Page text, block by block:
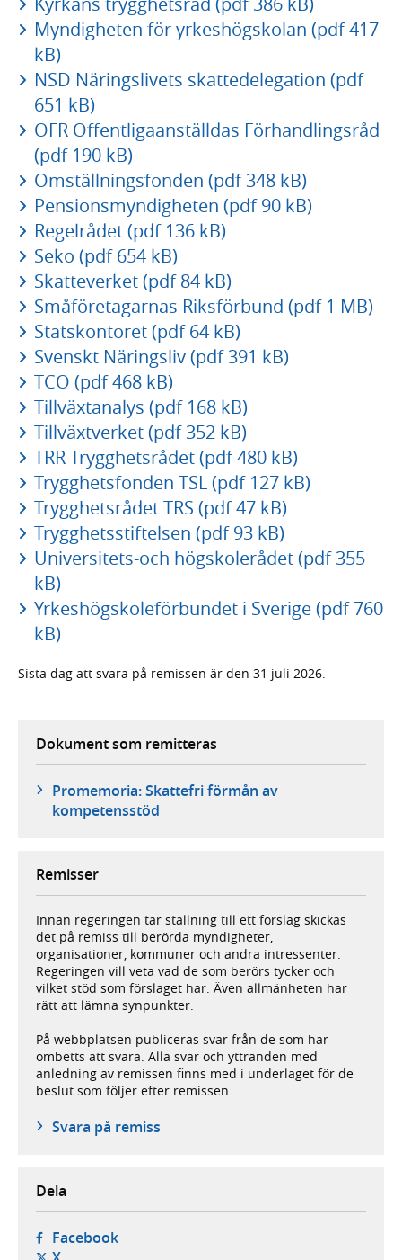
Myndigheten för yrkeshögskolan (pdf 417
kB)
NSD Näringslivets skattedelegation (pdf
651 kB)
OFR Offentligaanställdas Förhandlingsråd
(pdf 190 kB)
Omställningsfonden (pdf 348 kB)
Pensionsmyndigheten (pdf 90 kB)
Regelrådet (pdf 136 kB)
Seko (pdf 654 kB)
Skatteverket (pdf 84 kB)
Småföretagarnas Riksförbund (pdf 1 MB)
Statskontoret (pdf 64 kB)
Svenskt Näringsliv (pdf 391 kB)
TCO (pdf 468 kB)
Tillväxtanalys (pdf 168 kB)
Tillväxtverket (pdf 352 kB)
TRR Trygghetsrådet (pdf 480 kB)
Trygghetsfonden TSL (pdf 127 kB)
Trygghetsrådet TRS (pdf 47 kB)
Trygghetsstiftelsen (pdf 93 kB)
Universitets-och högskolerådet (pdf 355
kB)
Yrkeshögskoleförbundet i Sverige (pdf 760
kB)
Sista dag att svara på remissen är den 31 juli 2026.
Dokument som remitteras
Promemoria: Skattefri förmån av
kompetensstöd
Remisser
Innan regeringen tar ställning till ett förslag skickas
det på remiss till berörda myndigheter,
organisationer, kommuner och andra intressenter.
Regeringen vill veta vad de som berörs tycker och
vilket stöd som förslaget har. Även allmänheten har
rätt att lämna synpunkter.
På webbplatsen publiceras svar från de som har
ombetts att svara. Alla svar och yttranden med
anledning av remissen finns med i underlaget för de
beslut som följer efter remissen.
Svara på remiss
Dela
Facebook- öppnas i ny flik, extern webbplats,